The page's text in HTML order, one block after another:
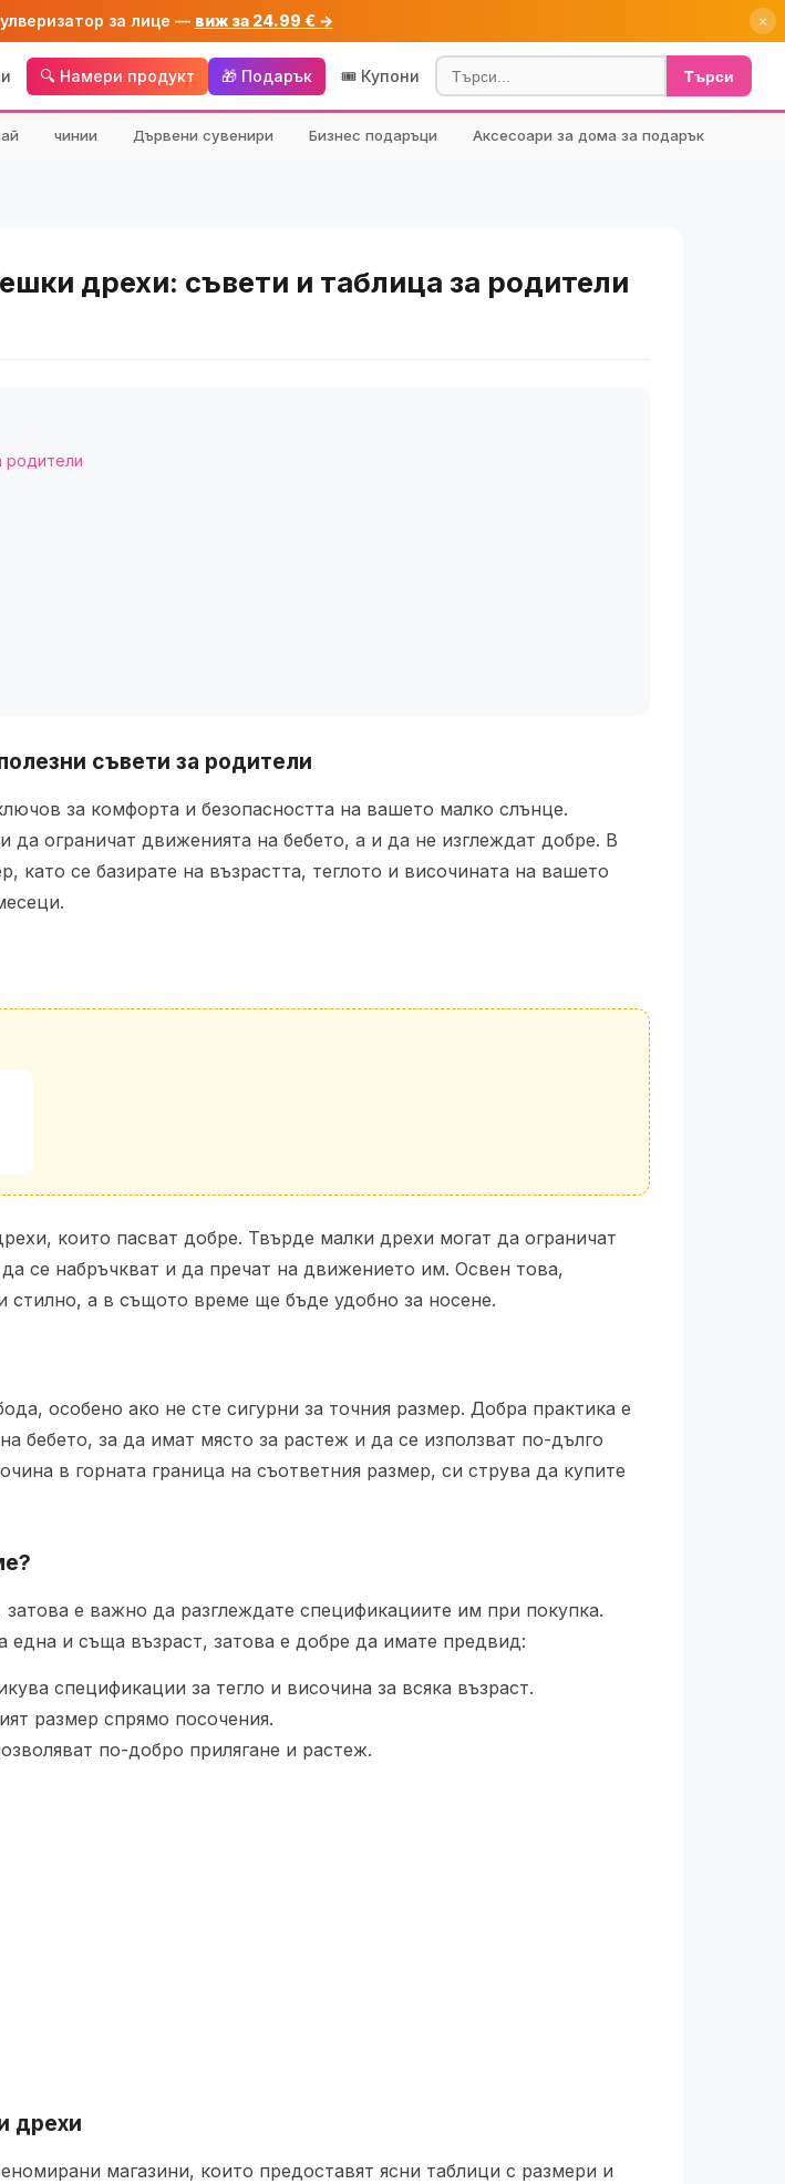
за лице — виж за 24.99 € → ×
🔍 Намери продукт 🎁 Подарък 🎟️ Купони Търси
чинии Дървени сувенири Бизнес подаръци Аксесоари за дома за подарък
дрехи: съвети и таблица за родители
родители
съвети за родители
за комфорта и безопасността на вашето малко слънце.
ограничат движенията на бебето, а и да не изглеждат добре. В
като се базирате на възрастта, теглото и височината на вашето
които пасват добре. Твърде малки дрехи могат да ограничат
се набръчкват и да пречат на движението им. Освен това,
стилно, а в същото време ще бъде удобно за носене.
особено ако не сте сигурни за точния размер. Добра практика е
бебето, за да имат място за растеж и да се използват по-дълго
в горната граница на съответния размер, си струва да купите
е важно да разглеждате спецификациите им при покупка.
и съща възраст, затова е добре да имате предвид:
спецификации за тегло и височина за всяка възраст.
размер спрямо посочения.
по-добро прилягане и растеж.
дрехи
магазини, които предоставят ясни таблици с размери и